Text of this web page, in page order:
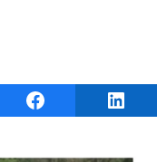
TelegramShare on Facebook